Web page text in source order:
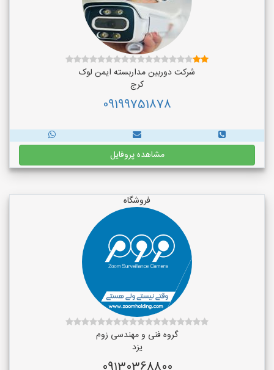
شرکت دوربین مداربسته ایمن لوک
کرج
09199751878
مشاهده پروفایل
فروشگاه
گروه فنی و مهندسی زوم
یزد